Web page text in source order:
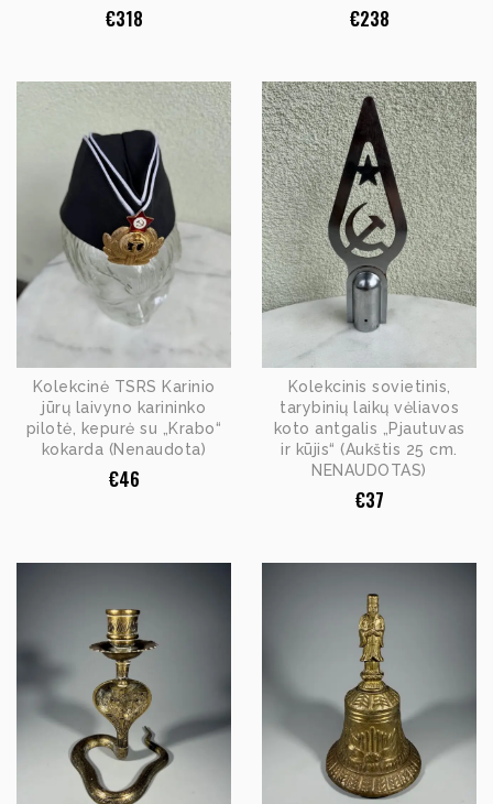
€318 €238
Kolekcinė TSRS Karinio
jūrų laivyno karininko
pilotė, kepurė su „Krabo“
kokarda (Nenaudota)
€46
Kolekcinis sovietinis,
tarybinių laikų vėliavos
koto antgalis „Pjautuvas
ir kūjis“ (Aukštis 25 cm.
NENAUDOTAS)
€37